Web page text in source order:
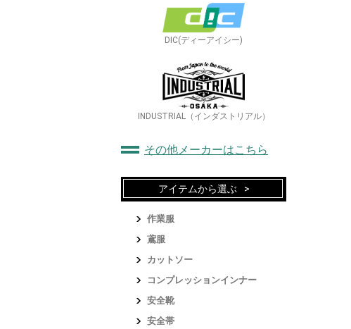
DIC(ディーアイシー)
INDUSTRIAL（インダストリアル）
その他メーカーはこちら
アイテムから選ぶ
作業服
鳶服
カットソー
コンプレッションインナー
安全靴
安全帯